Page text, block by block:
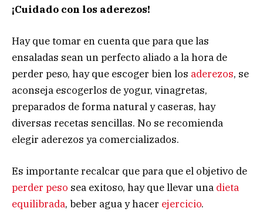
¡Cuidado con los aderezos!
Hay que tomar en cuenta que para que las
ensaladas sean un perfecto aliado a la hora de
perder peso, hay que escoger bien los aderezos, se
aconseja escogerlos de yogur, vinagretas,
preparados de forma natural y caseras, hay
diversas recetas sencillas. No se recomienda
elegir aderezos ya comercializados.
Es importante recalcar que para que el objetivo de
perder peso sea exitoso, hay que llevar una dieta
equilibrada, beber agua y hacer ejercicio.